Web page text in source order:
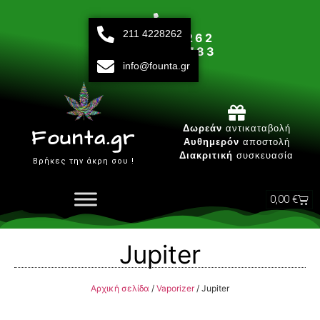
211 42 28 262
693 15 80 783
Δευτ-Παρ 10:00 - 20:00
Founta.gr
Βρήκες την άκρη σου !
Δωρεάν αντικαταβολή
Αυθημερόν αποστολή
Διακριτική συσκευασία
0,00 €
Jupiter
Αρχική σελίδα / Vaporizer/ Jupiter
211 4228262
info@founta.gr